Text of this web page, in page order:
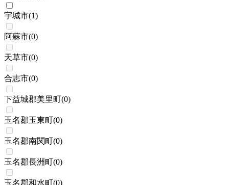
宇城市(1)
阿蘇市(0)
天草市(0)
合志市(0)
下益城郡美里町(0)
玉名郡玉東町(0)
玉名郡南関町(0)
玉名郡長洲町(0)
玉名郡和水町(0)